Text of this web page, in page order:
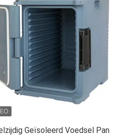
Geïsoleerd Voedsel Pan